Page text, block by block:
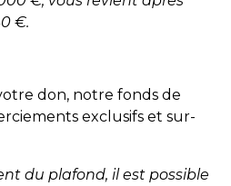
€.
don, notre fonds de
exclusifs et sur-
du plafond, il est possible